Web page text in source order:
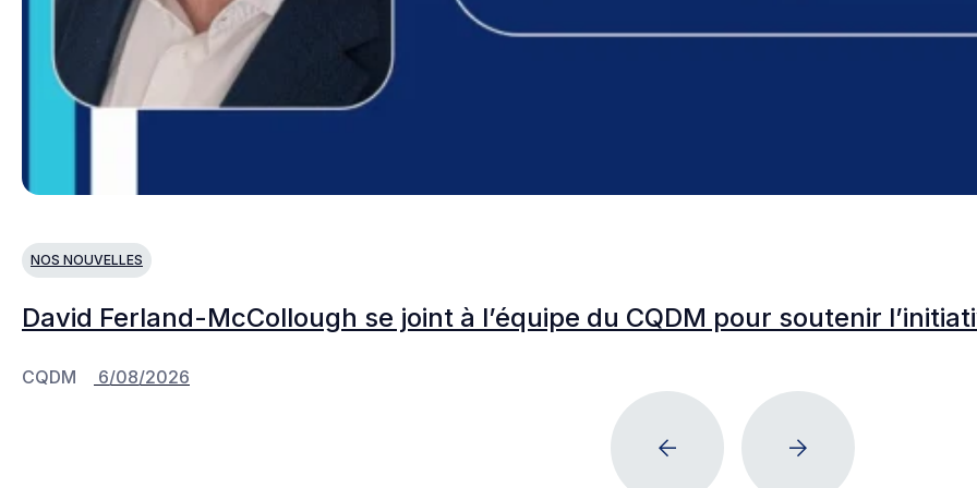
NOS NOUVELLES
David Ferland-McCollough se joint à l’équipe du CQDM pour soutenir
CQDM 6/08/2026